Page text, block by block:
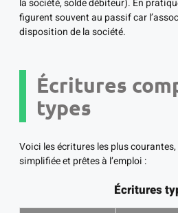
la société, solde débiteur). En
figurent souvent au passif car
disposition de la société.
Écritures
types
Voici les écritures les plus
simplifiée et prêtes à l’emploi :
Écritures